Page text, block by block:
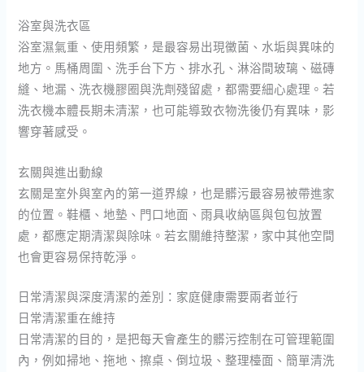
浴室與洗衣區
浴室濕氣重、使用頻繁，是最容易出現黴菌、水垢與異味的
地方。馬桶周圍、洗手台下方、排水孔、淋浴間玻璃、磁磚
縫、地漏、洗衣機膠圈與洗劑殘留處，都需要細心處理。若
洗衣機本體長期未清潔，也可能導致衣物洗後仍有異味，影
響穿著感受。
玄關與進出動線
玄關是室外與室內的第一道界線，也是髒污最容易被帶進家
的位置。鞋櫃、地墊、門口地面、雨具收納區與包包放置
處，都應定期清潔與除味。若玄關維持整潔，家中其他空間
也會更容易保持乾淨。
日常清潔與深度清潔的差別：家庭健康需要兩者並行
日常清潔重在維持
日常清潔的目的，是把每天會產生的髒污控制在可管理範圍
內，例如掃地、拖地、擦桌、倒垃圾、整理檯面、簡單清洗